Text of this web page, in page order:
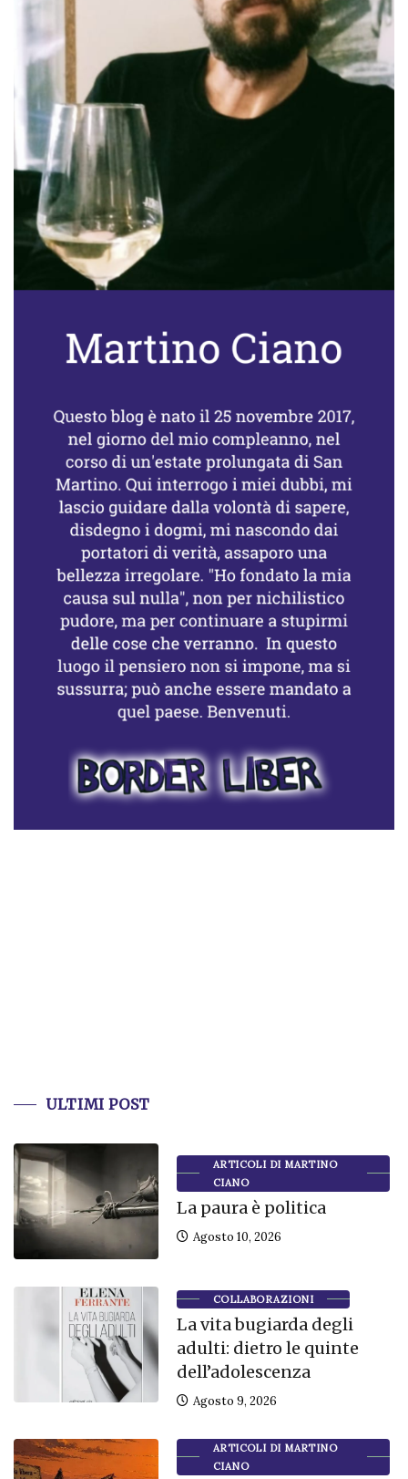
ULTIMI POST
ARTICOLI DI MARTINO
CIANO
La paura è politica
Agosto 10, 2026
COLLABORAZIONI
La vita bugiarda degli
adulti: dietro le quinte
dell’adolescenza
Agosto 9, 2026
ARTICOLI DI MARTINO
CIANO